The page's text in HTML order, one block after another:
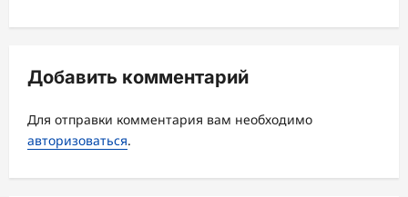
з
п
и
с
Добавить комментарий
Для отправки комментария вам необходимо
авторизоваться.